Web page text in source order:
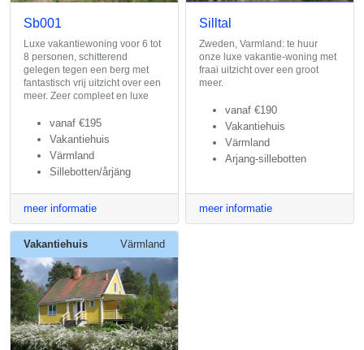
Sb001
Luxe vakantiewoning voor 6 tot
8 personen, schitterend
gelegen tegen een berg met
fantastisch vrij uitzicht over een
meer. Zeer compleet en luxe
vanaf €195
Vakantiehuis
Värmland
Sillebotten/årjäng
meer informatie
Silltal
Zweden, Varmland: te huur
onze luxe vakantie-woning met
fraai uitzicht over een groot
meer.
vanaf €190
Vakantiehuis
Värmland
Arjang-sillebotten
meer informatie
Vakantiehuis Värmland